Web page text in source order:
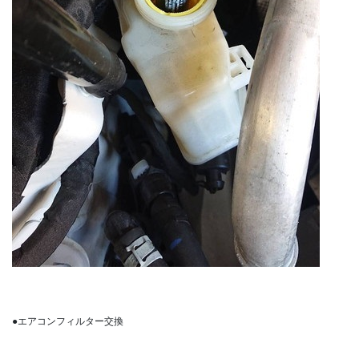
●エアコンフィルター交換